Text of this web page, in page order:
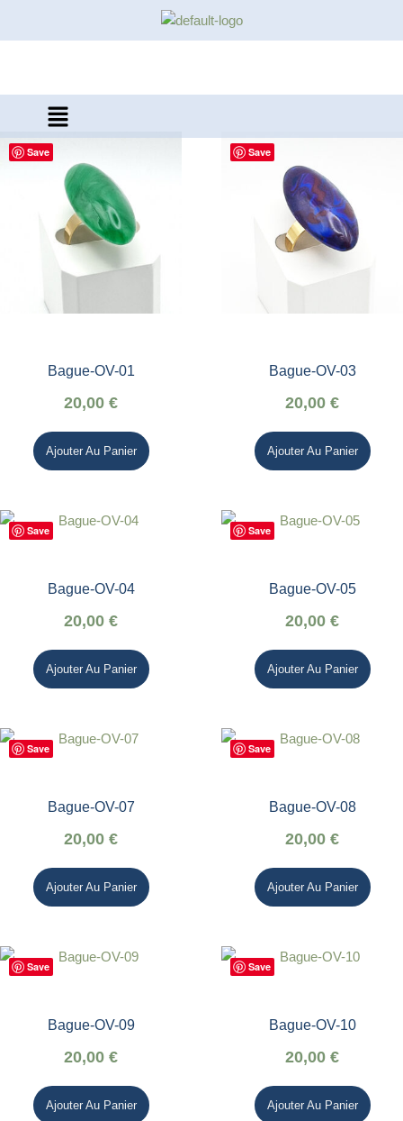
Save
Bague-OV-01
20,00 €
Ajouter Au Panier
Save
Bague-OV-03
20,00 €
Ajouter Au Panier
Save
Bague-OV-04
20,00 €
Ajouter Au Panier
Save
Bague-OV-05
20,00 €
Ajouter Au Panier
Save
Bague-OV-07
20,00 €
Ajouter Au Panier
Save
Bague-OV-08
20,00 €
Ajouter Au Panier
Save
Bague-OV-09
20,00 €
Ajouter Au Panier
Save
Bague-OV-10
20,00 €
Ajouter Au Panier